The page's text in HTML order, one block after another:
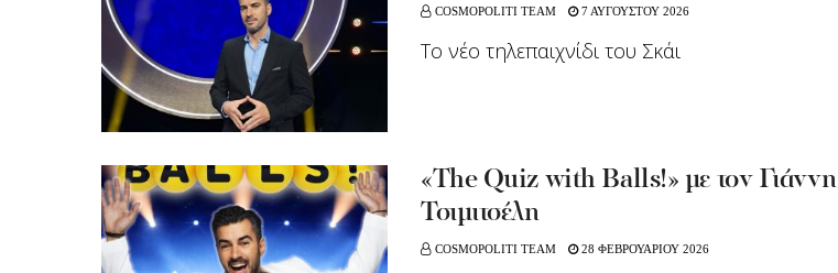
COSMOPOLITI TEAM 7 ΑΥΓΟΥΣΤΟΥ 2026
Το νέο τηλεπαιχνίδι του Σκάι
«The Quiz with Balls!» με τον Γιάννη
Τσιμιτσέλη
COSMOPOLITI TEAM 28 ΦΕΒΡΟΥΑΡΙΟΥ 2026